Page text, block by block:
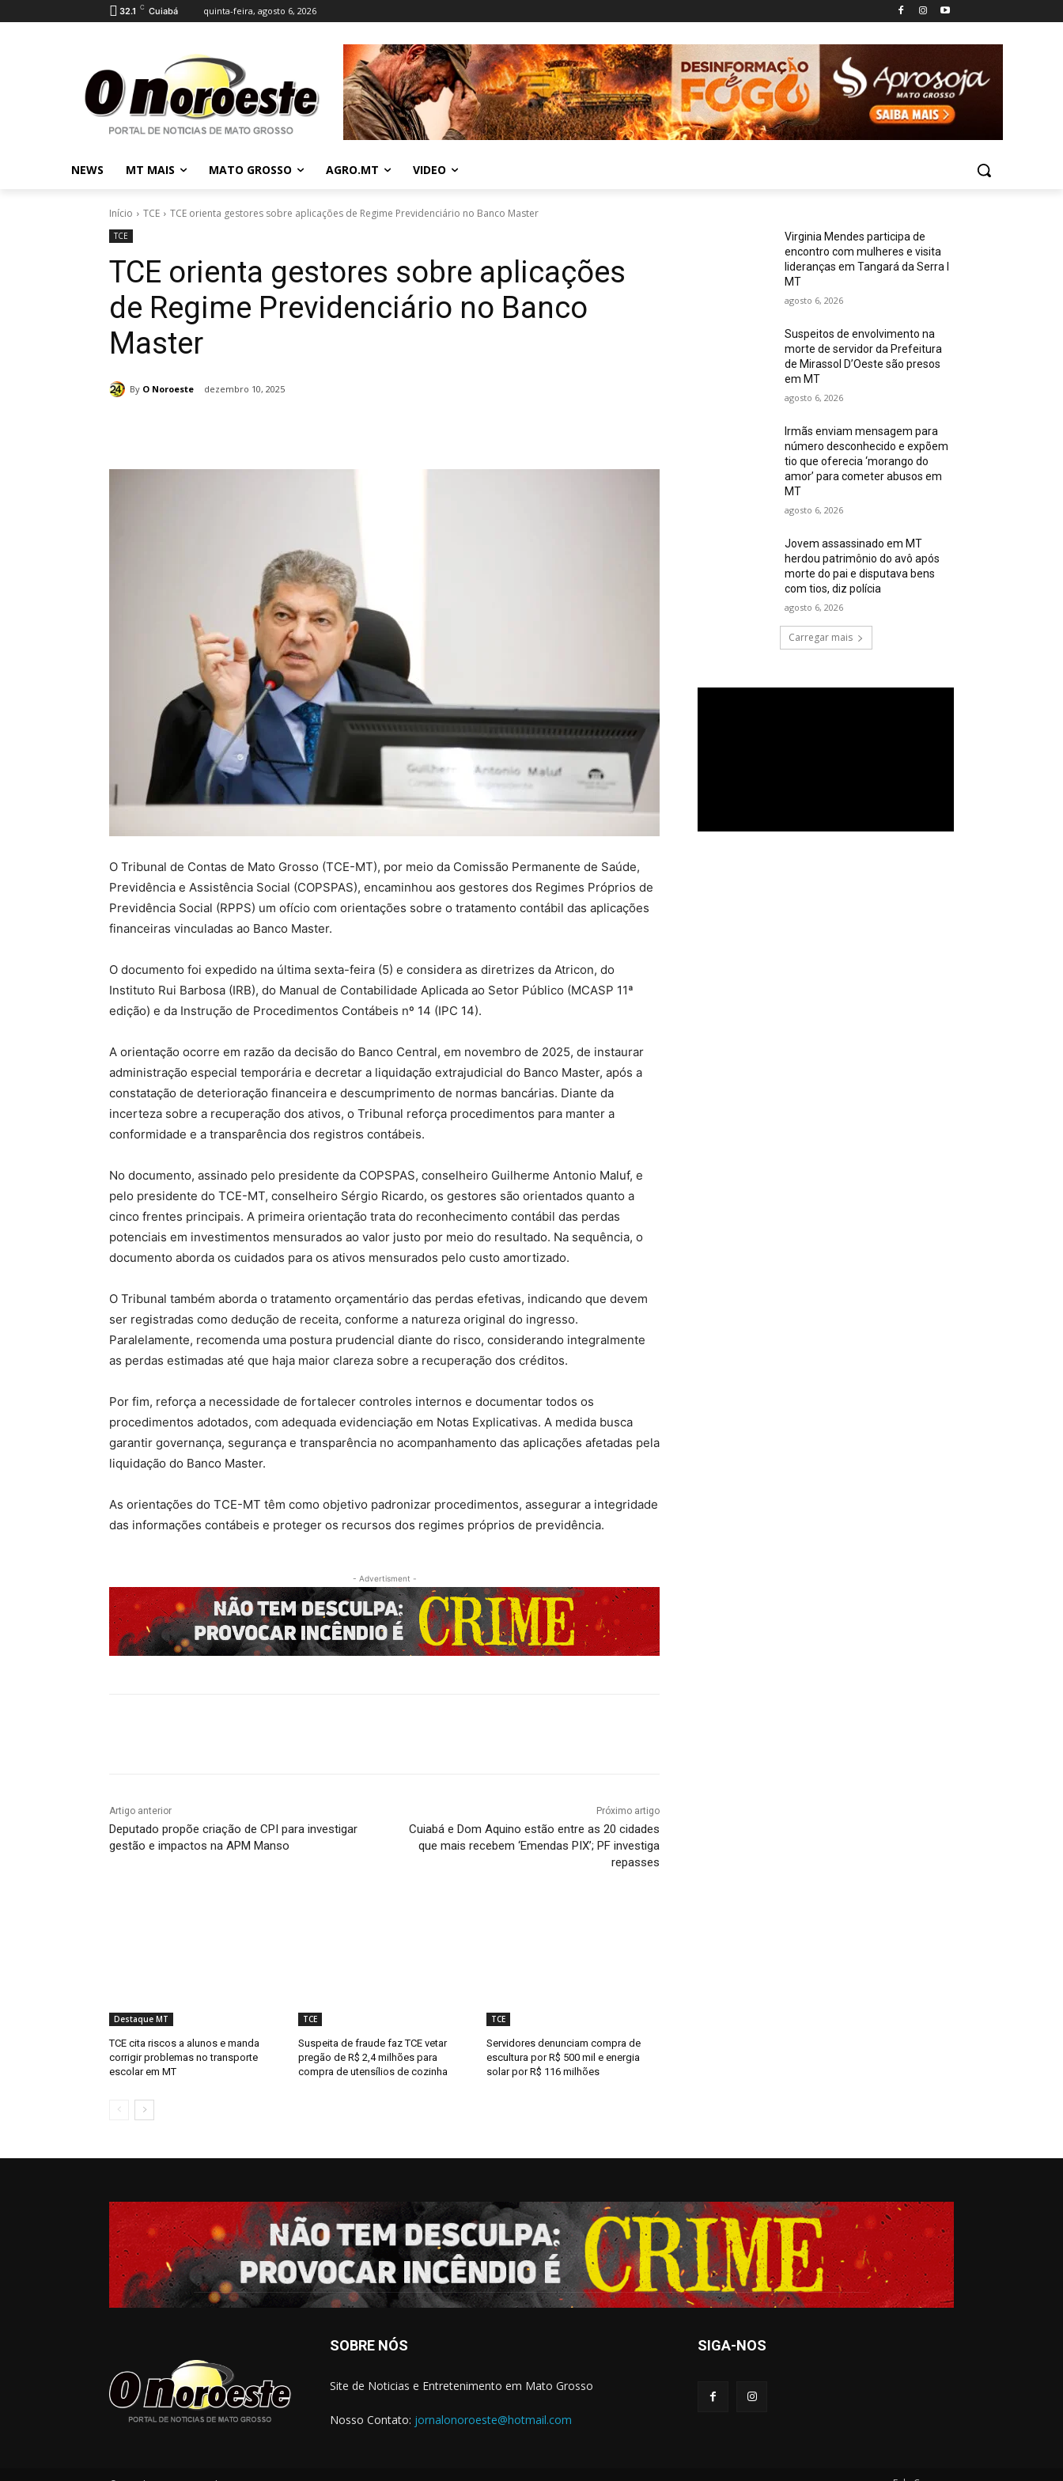
32.1 C Cuiabá quinta-feira, agosto 6, 2026
NEWS MT MAIS MATO GROSSO AGRO.MT VIDEO
Início TCE TCE orienta gestores sobre aplicações de Regime Previdenciário no Banco Master
TCE
TCE orienta gestores sobre aplicações
de Regime Previdenciário no Banco
Master
By O Noroeste dezembro 10, 2025
O Tribunal de Contas de Mato Grosso (TCE-MT), por meio da Comissão Permanente de Saúde,
Previdência e Assistência Social (COPSPAS), encaminhou aos gestores dos Regimes Próprios de
Previdência Social (RPPS) um ofício com orientações sobre o tratamento contábil das aplicações
financeiras vinculadas ao Banco Master.
O documento foi expedido na última sexta-feira (5) e considera as diretrizes da Atricon, do
Instituto Rui Barbosa (IRB), do Manual de Contabilidade Aplicada ao Setor Público (MCASP 11ª
edição) e da Instrução de Procedimentos Contábeis nº 14 (IPC 14).
A orientação ocorre em razão da decisão do Banco Central, em novembro de 2025, de instaurar
administração especial temporária e decretar a liquidação extrajudicial do Banco Master, após a
constatação de deterioração financeira e descumprimento de normas bancárias. Diante da
incerteza sobre a recuperação dos ativos, o Tribunal reforça procedimentos para manter a
conformidade e a transparência dos registros contábeis.
No documento, assinado pelo presidente da COPSPAS, conselheiro Guilherme Antonio Maluf, e
pelo presidente do TCE-MT, conselheiro Sérgio Ricardo, os gestores são orientados quanto a
cinco frentes principais. A primeira orientação trata do reconhecimento contábil das perdas
potenciais em investimentos mensurados ao valor justo por meio do resultado. Na sequência, o
documento aborda os cuidados para os ativos mensurados pelo custo amortizado.
O Tribunal também aborda o tratamento orçamentário das perdas efetivas, indicando que devem
ser registradas como dedução de receita, conforme a natureza original do ingresso.
Paralelamente, recomenda uma postura prudencial diante do risco, considerando integralmente
as perdas estimadas até que haja maior clareza sobre a recuperação dos créditos.
Por fim, reforça a necessidade de fortalecer controles internos e documentar todos os
procedimentos adotados, com adequada evidenciação em Notas Explicativas. A medida busca
garantir governança, segurança e transparência no acompanhamento das aplicações afetadas pela
liquidação do Banco Master.
As orientações do TCE-MT têm como objetivo padronizar procedimentos, assegurar a integridade
das informações contábeis e proteger os recursos dos regimes próprios de previdência.
- Advertisment -
Artigo anterior
Deputado propõe criação de CPI para investigar
gestão e impactos na APM Manso
Próximo artigo
Cuiabá e Dom Aquino estão entre as 20 cidades
que mais recebem ‘Emendas PIX’; PF investiga
repasses
Destaque MT
TCE cita riscos a alunos e manda
corrigir problemas no transporte
escolar em MT
TCE
Suspeita de fraude faz TCE vetar
pregão de R$ 2,4 milhões para
compra de utensílios de cozinha
TCE
Servidores denunciam compra de
escultura por R$ 500 mil e energia
solar por R$ 116 milhões
Virginia Mendes participa de
encontro com mulheres e visita
lideranças em Tangará da Serra I
MT
agosto 6, 2026
Suspeitos de envolvimento na
morte de servidor da Prefeitura
de Mirassol D’Oeste são presos
em MT
agosto 6, 2026
Irmãs enviam mensagem para
número desconhecido e expõem
tio que oferecia ‘morango do
amor’ para cometer abusos em
MT
agosto 6, 2026
Jovem assassinado em MT
herdou patrimônio do avô após
morte do pai e disputava bens
com tios, diz polícia
agosto 6, 2026
Carregar mais
SOBRE NÓS
Site de Noticias e Entretenimento em Mato Grosso
Nosso Contato: jornalonoroeste@hotmail.com
SIGA-NOS